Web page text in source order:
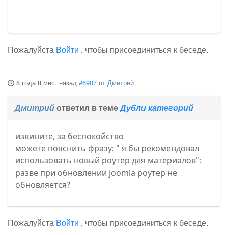
Пожалуйста Войти , чтобы присоединиться к беседе.
8 года 8 мес. назад #6907 от Дмитрий
Дмитрийответил в темеДубли категорий
извините, за беспокойство
можете пояснить фразу: " я бы рекомендовал
использовать новый роутер для материалов":
разве при обновлении joomla роутер не
обновляется?
Пожалуйста Войти , чтобы присоединиться к беседе.